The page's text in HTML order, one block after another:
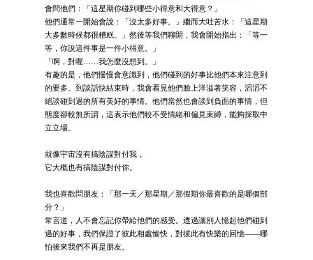
會問他們：「這星期你碰到哪些小得意和大得意？」
他們通常一開始會說：「沒太多好事。」繼而大吐苦水：「這星期
大多數時候都很糟糕。」然後等我們聊開，我會開始指出：「等一
等，你說這件事是一件小得意。」
「啊，對喔……我怎麼沒想到。」
有趣的是，他們慢慢會意識到，他們碰到的好事比他們本來注意到
的要多。到談話快結束時，我會看見他們臉上洋溢著笑容，滔滔不
絕談碰到過的所有美好的事情。他們當然也會談到負面的事情，但
態度卻較無所謂，這表示他們較不受情緒和偏見束縛，能夠採取中
立立場。
就像宇宙沒有搞陰謀對付我，
它大概也有搞陰謀對付你。
我也喜歡問朋友：「那一天／那星期／那假期你最喜歡的是哪個部
分？」
常言道，人不會忘記你帶給他們的感受。透過讓別人憶起他們碰到
過的好事，我們保證了彼此相處愉快，對彼此有快樂的回憶——哪
怕後來我們不再是朋友。